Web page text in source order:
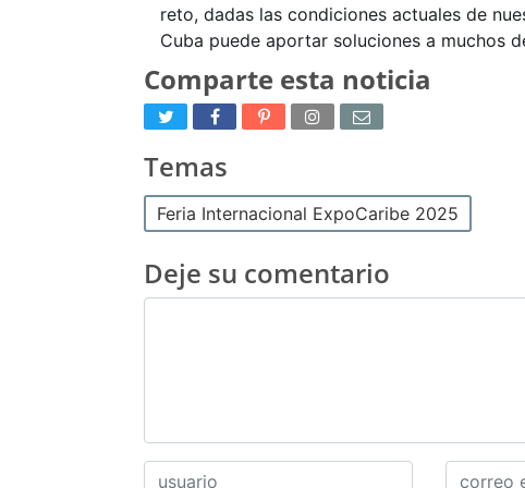
reto, dadas las condiciones actuales de
Cuba puede aportar soluciones a muchos
Comparte esta noticia
Temas
Feria Internacional ExpoCaribe 2025
Deje su comentario